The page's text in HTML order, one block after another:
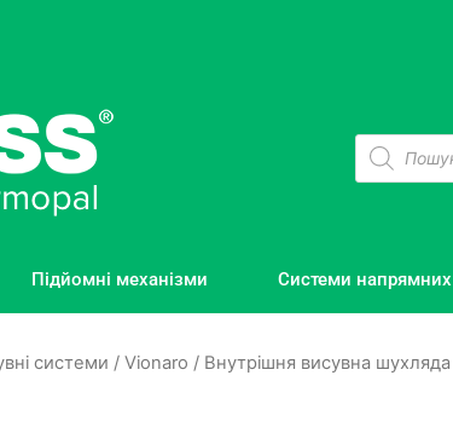
Підйомні механізми Системи напрямних
системи / Vionaro / Внутрішня висувна